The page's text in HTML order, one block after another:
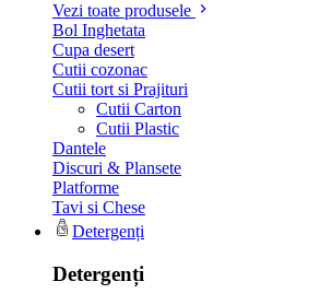
Vezi toate produsele
Bol Inghetata
Cupa desert
Cutii cozonac
Cutii tort si Prajituri
Cutii Carton
Cutii Plastic
Dantele
Discuri & Plansete
Platforme
Tavi si Chese
Detergenți
Detergenți